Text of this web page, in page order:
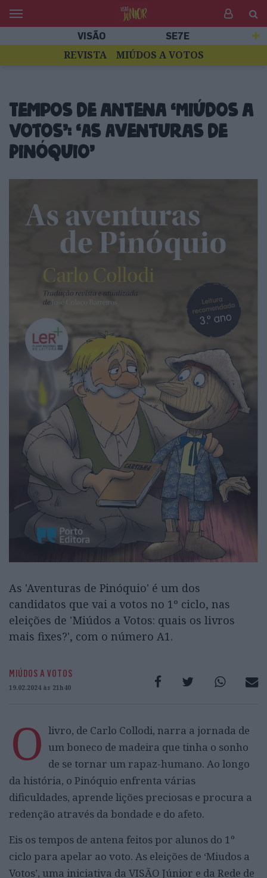
VISÃO SE7E
REVISTA MIÚDOS A VOTOS
Tempos de antena ‘Miúdos a
Votos’: ‘As Aventuras de
Pinóquio’
As 'Aventuras de Pinóquio' é um dos
candidatos que vai a votos no 1º ciclo, nas
eleições de 'Miúdos a Votos: quais os livros
mais fixes?', com o número A1.
MIÚDOS A VOTOS
19.02.2024 às 21h40
O livro, de Carlo Collodi, narra a jornada de
um boneco de madeira que tinha o sonho
de se tornar um rapaz-humano. Ao longo
da história, o Pinóquio enfrenta várias
dificuldades, aprende lições preciosas e procura a
redenção através da bondade e do afeto.
Eis os tempos de antena feitos por alunos do 1º
ciclo para apelar ao voto. As eleições de ‘Miudos a
Votos’, uma iniciativa da VISÃO Júnior e da Rede de